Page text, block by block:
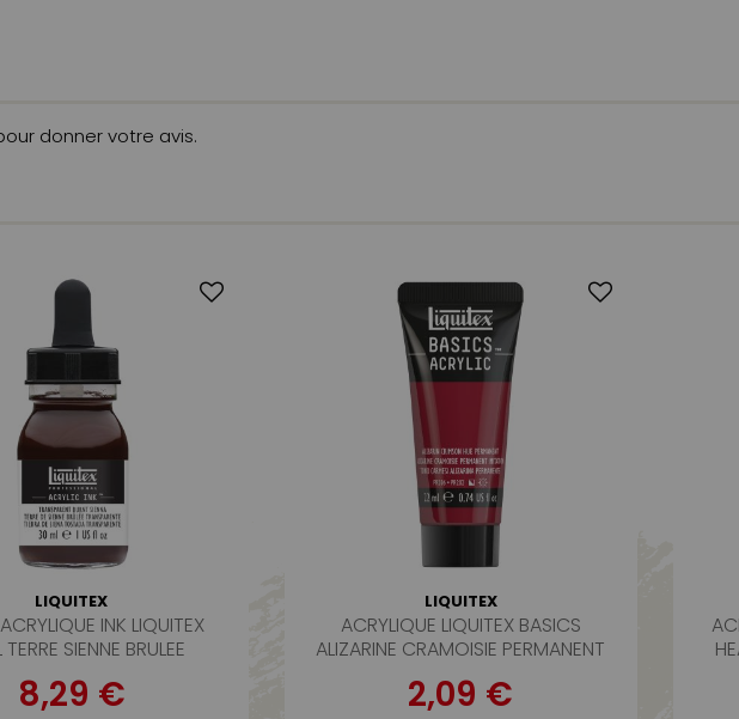
donner votre avis.
LIQUITEX
INK LIQUITEX
SIENNE BRULEE
TRANSPARENTE
8,29 €
LIQUITEX
ACRYLIQUE LIQUITEX BASICS
ALIZARINE CRAMOISIE PERMANENT
IMITATION
2,09 €